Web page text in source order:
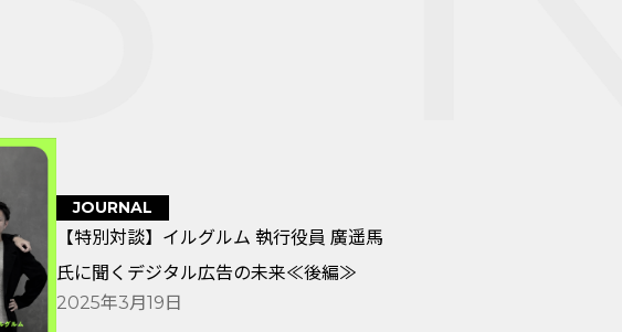
JOURNAL
【特別対談】イルグルム 執行役員 廣遥馬
氏に聞くデジタル広告の未来≪後編≫
2025年3月19日